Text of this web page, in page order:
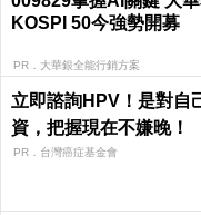
KOSPI 50今強勢開募
PR．大華銀全能行銷方案
立即諮詢HPV！是對自
資，把握現在不嫌晚！
PR．台灣癌症基金會